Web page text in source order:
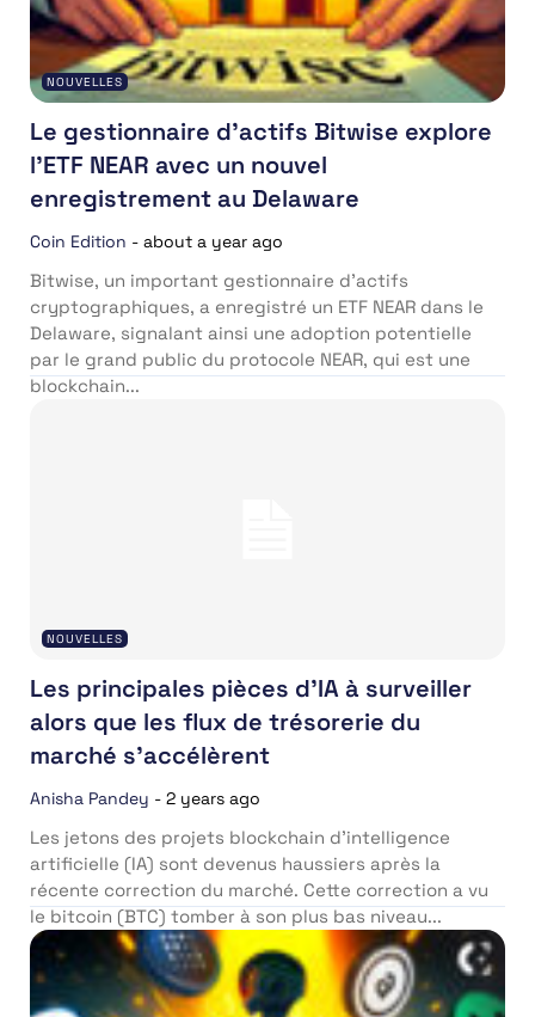
NOUVELLES
Le gestionnaire d’actifs Bitwise explore
l’ETF NEAR avec un nouvel
enregistrement au Delaware
Coin Edition - about a year ago
Bitwise, un important gestionnaire d’actifs
cryptographiques, a enregistré un ETF NEAR dans le
Delaware, signalant ainsi une adoption potentielle
par le grand public du protocole NEAR, qui est une
blockchain...
NOUVELLES
Les principales pièces d’IA à surveiller
alors que les flux de trésorerie du
marché s’accélèrent
Anisha Pandey - 2 years ago
Les jetons des projets blockchain d’intelligence
artificielle (IA) sont devenus haussiers après la
récente correction du marché. Cette correction a vu
le bitcoin (BTC) tomber à son plus bas niveau...